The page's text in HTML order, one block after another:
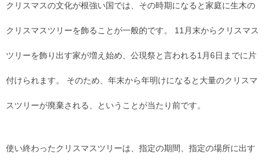
クリスマスの文化が根強い国では、その時期になると家庭に生木の
クリスマスツリーを飾ることが一般的です。 11月末からクリスマス
ツリーを飾り出す家が増え始め、公現祭と言われる1月6日までに片
付けられます。 そのため、年末から年明けになると大量のクリスマ
スツリーが廃棄される、ということが当たり前です。
使い終わったクリスマスツリーは、指定の期間、指定の場所に出す